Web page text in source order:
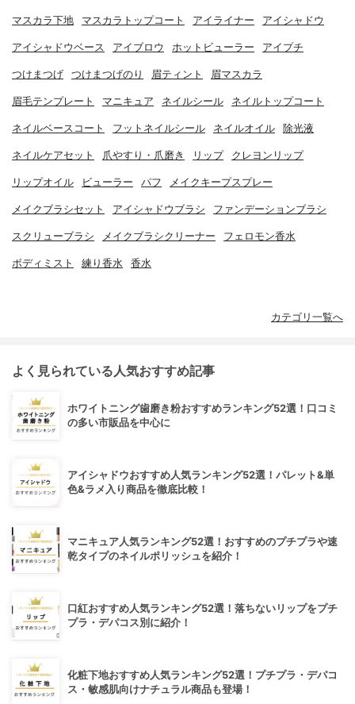
マスカラ下地 マスカラトップコート アイライナー アイシャドウ
アイシャドウベース アイブロウ ホットビューラー アイプチ
つけまつげ つけまつげのり 眉ティント 眉マスカラ
眉毛テンプレート マニキュア ネイルシール ネイルトップコート
ネイルベースコート フットネイルシール ネイルオイル 除光液
ネイルケアセット 爪やすり・爪磨き リップ クレヨンリップ
リップオイル ビューラー パフ メイクキープスプレー
メイクブラシセット アイシャドウブラシ ファンデーションブラシ
スクリューブラシ メイクブラシクリーナー フェロモン香水
ボディミスト 練り香水 香水
カテゴリ一覧へ
よく見られている人気おすすめ記事
ホワイトニング歯磨き粉おすすめランキング52選！口コミ
の多い市販品を中心に
アイシャドウおすすめ人気ランキング52選！パレット&単
色&ラメ入り商品を徹底比較！
マニキュア人気ランキング52選！おすすめのプチプラや速
乾タイプのネイルポリッシュを紹介！
口紅おすすめ人気ランキング52選！落ちないリップをプチ
プラ・デパコス別に紹介！
化粧下地おすすめ人気ランキング52選！プチプラ・デパコ
ス・敏感肌向けナチュラル商品も登場！